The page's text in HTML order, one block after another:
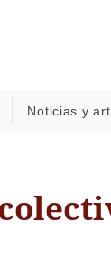
Noticias y